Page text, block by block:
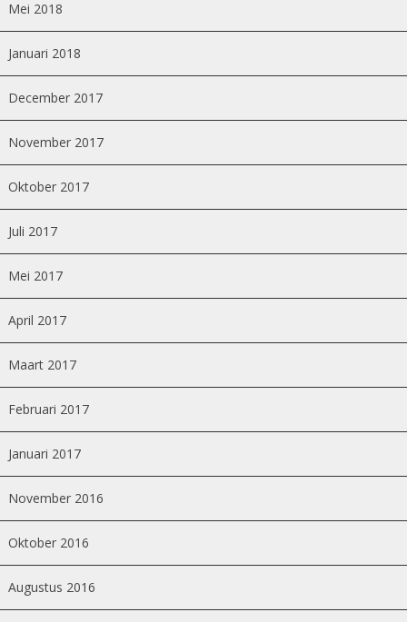
Mei 2018
Januari 2018
December 2017
November 2017
Oktober 2017
Juli 2017
Mei 2017
April 2017
Maart 2017
Februari 2017
Januari 2017
November 2016
Oktober 2016
Augustus 2016